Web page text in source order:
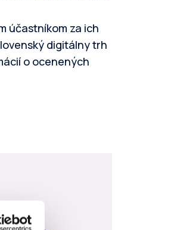
účastníkom za ich
digitálny trh
o ocenených